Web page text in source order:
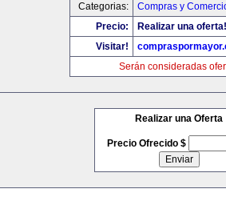
Categorias:
Compras y
Precio:
Realizar una oferta!
Visitar!
Serán consideradas
Realizar una Oferta
Precio Ofrecido $